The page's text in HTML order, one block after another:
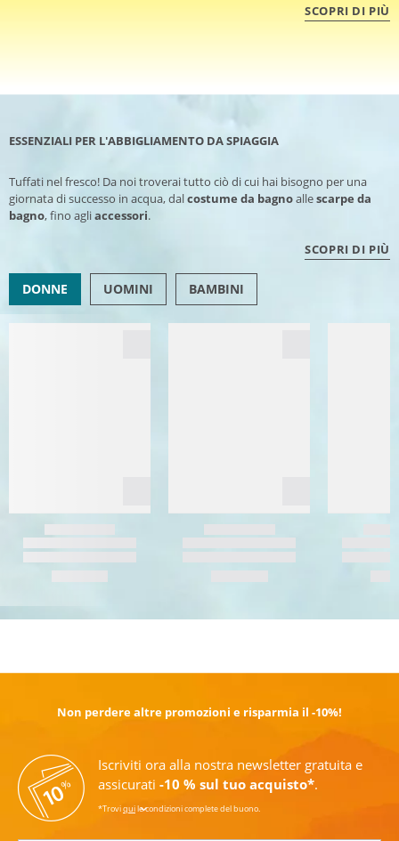
SCOPRI DI PIÙ
ESSENZIALI PER L'ABBIGLIAMENTO DA SPIAGGIA
Tuffati nel fresco! Da noi troverai tutto ciò di cui hai bisogno per una
giornata di successo in acqua, dalcostume da bagnoallescarpe da
bagno, fino agliaccessori.
SCOPRI DI PIÙ
DONNE UOMINI BAMBINI
Non perdere altre promozioni e risparmia il -10%!
Iscriviti ora alla nostra newsletter gratuita e
assicurati -10 % sul tuo acquisto*.
*Troviquile condizioni complete del buono.